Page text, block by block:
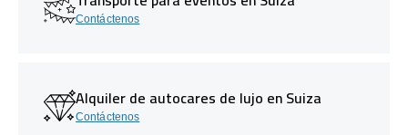
Contáctenos
Alquiler de autocares de lujo en Suiza
Contáctenos